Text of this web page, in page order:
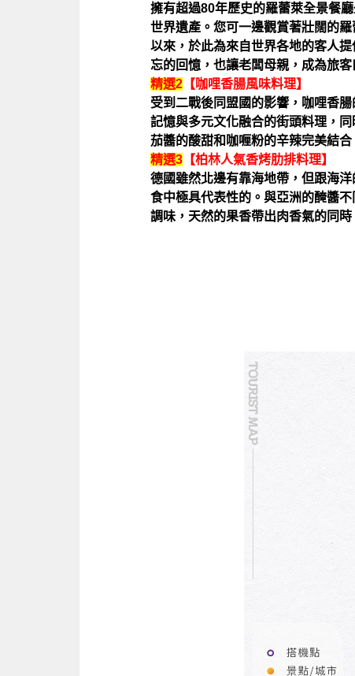
擁有超過80年歷史的羅蕾萊全景餐
世界遺產。您可一邊觀賞著壯闊的
以來，於此為來自世界各地的客人
忘的回憶，也讓老闆母親，成為旅
精選2【咖哩香腸風味料理】
受到二戰後同盟國的影響，咖哩香
記憶與多元文化融合的街頭料理，
茄醬的酸甜和咖喱粉的辛辣完美結
精選3【柏林人氣香烤肋排料理】
德國雖然北邊有靠海地帶，但跟海
食中極具代表性的。與亞洲的醃醬
調味，天然的果香帶出肉香氣的同